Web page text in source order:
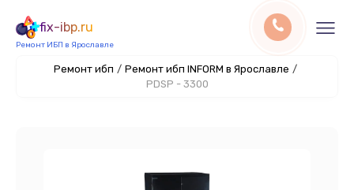
fix-ibp.ru
Ремонт ИБП в Ярославле
Ремонт ибп / Ремонт ибп INFORM в Ярославле /
PDSP - 3300